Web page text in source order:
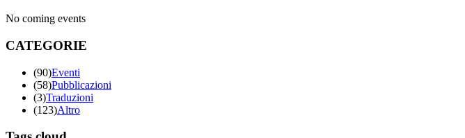
No coming events
CATEGORIE
(90)Eventi
(58)Pubblicazioni
(3)Traduzioni
(123)Altro